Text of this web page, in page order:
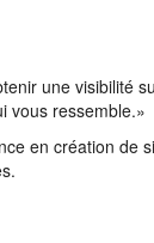
une visibilité
vous ressemble.»
en création de